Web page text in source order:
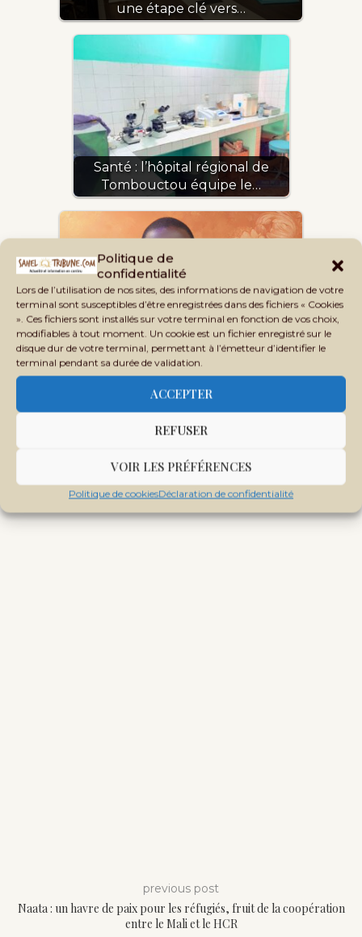
Politique de
confidentialité
Lors de l’utilisation de nos sites, des informations de navigation de votre
terminal sont susceptibles d’être enregistrées dans des fichiers « Cookies
». Ces fichiers sont installés sur votre terminal en fonction de vos choix,
modifiables à tout moment. Un cookie est un fichier enregistré sur le
disque dur de votre terminal, permettant à l’émetteur d’identifier le
terminal pendant sa durée de validation.
ACCEPTER
REFUSER
VOIR LES PRÉFÉRENCES
Politique de cookiesDéclaration de confidentialité
une étape clé vers…
Santé : l’hôpital régional de
Tombouctou équipe le…
Drissa Diallo, un entrepreneur
malien engagé dans le…
previous post
Naata : un havre de paix pour les réfugiés, fruit de la coopération
entre le Mali et le HCR